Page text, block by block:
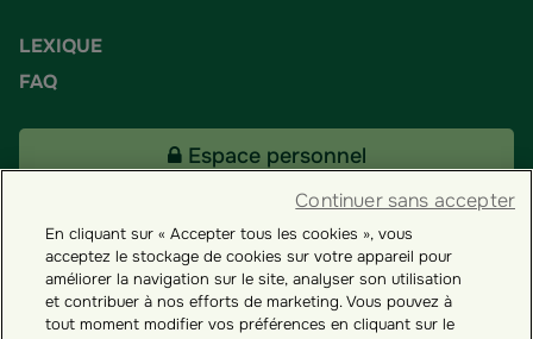
LEXIQUE
FAQ
Espace personnel
Tous nos fonds
Contact
En cliquant sur « Accepter tous les cookies », vous
acceptez le stockage de cookies sur votre appareil pour
améliorer la navigation sur le site, analyser son utilisation
et contribuer à nos efforts de marketing. Vous pouvez à
tout moment modifier vos préférences en cliquant sur le
Continuer sans accepter